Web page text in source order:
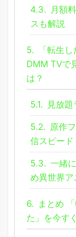
4.3.
月額
スも解説
5.
「転生
DMM TVで
は？
5.1. 見放題
5.2. 原作
信スピード
5.3. 一緒
め異世界ア
6.
まとめ
た」を今す